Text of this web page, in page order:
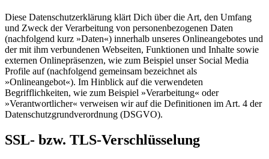
Diese Datenschutzerklärung klärt Dich über die Art, den Umfang
und Zweck der Verarbeitung von personenbezogenen Daten
(nachfolgend kurz »Daten«) innerhalb unseres Onlineangebotes und
der mit ihm verbundenen Webseiten, Funktionen und Inhalte sowie
externen Onlinepräsenzen, wie zum Beispiel unser Social Media
Profile auf (nachfolgend gemeinsam bezeichnet als
»Onlineangebot«). Im Hinblick auf die verwendeten
Begrifflichkeiten, wie zum Beispiel »Verarbeitung« oder
»Verantwortlicher« verweisen wir auf die Definitionen im Art. 4 der
Datenschutzgrundverordnung (DSGVO).
SSL- bzw. TLS-Verschlüsselung